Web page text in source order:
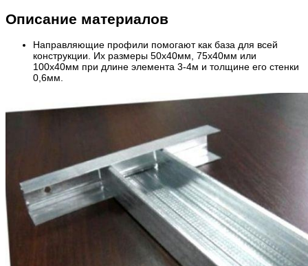
Описание материалов
Направляющие профили помогают как база для всей
конструкции. Их размеры 50х40мм, 75х40мм или
100х40мм при длине элемента 3-4м и толщине его стенки
0,6мм.